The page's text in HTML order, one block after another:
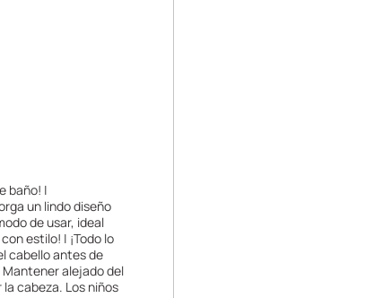
baño! |
un lindo diseño
de usar, ideal
estilo! | ¡Todo lo
cabello antes de
alejado del
cabeza. Los niños